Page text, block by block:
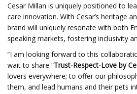
Cesar Millan is uniquely positioned to
care innovation. With Cesar’s heritage
brand will uniquely resonate with both
speaking markets, fostering inclusivity
“I am looking forward to this
wait to share “Trust-Respect-Love by
lovers everywhere; to offer our
them, and lead humans and their pets